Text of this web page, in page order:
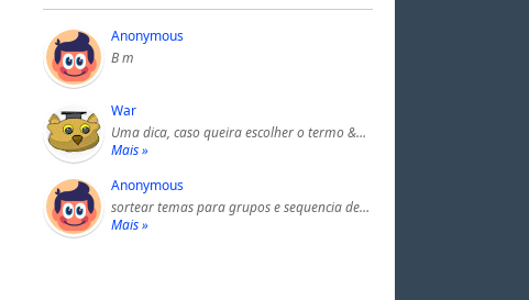
Anonymous
B m
War
Uma dica, caso queira escolher o termo &…
Mais »
Anonymous
sortear temas para grupos e sequencia de…
Mais »